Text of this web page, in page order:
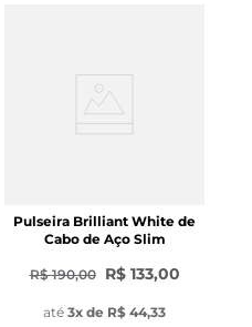
Pulseira Brilliant White de
Cabo de Aço Slim
R$ 190,00 R$ 133,00
até 3x de R$ 44,33